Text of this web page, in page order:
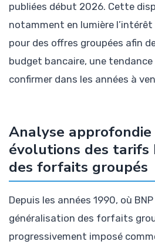
publiées début 2026. Cette
notamment en lumière
pour des offres groupées afin
budget bancaire, une
confirmer dans les années à
Analyse approfondie
évolutions des tarifs
des forfaits groupés
Depuis les années 1990, où
généralisation des forfaits
progressivement imposé